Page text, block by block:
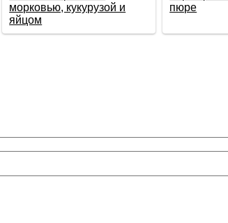
морковью, кукурузой и
яйцом
пюре